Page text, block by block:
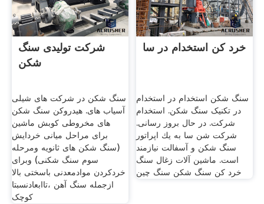
شرکت تولیدی سنگ
شکن
سنگ شکن در شرکت های شیلی
آسیاب های. هیدروکن سنگ شکن
های مخروطی کوبش ماشین
برای مراحل میانی خردایش
(سنگ شکن های ثانویه ومرحله
سوم سنگ شکنی) وبرای
خردکردن موادمعدنی باسختی بالا
ازجمله سنگ آهن ،تاابعادنسبتا
کوچک
خرد کن استخدام در سا
سنگ شکن استخدام در استخدام
در تکنیک سنگ شکن. استخدام
شرکت. در حال بروز رسانی.
شركت شن سا به يك اپراتور
سنگ شكن و آسفالت نيازمند
است. ماشین آلات زغال سنگ
خرد کن سنگ شکن سنگ چین